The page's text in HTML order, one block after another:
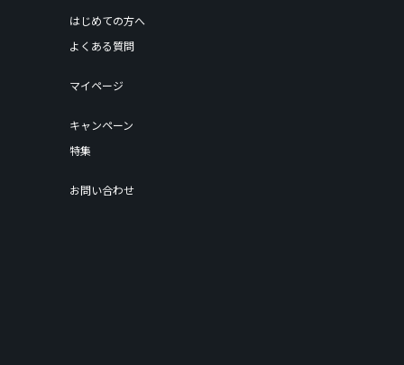
はじめての方へ
よくある質問
マイページ
キャンペーン
特集
お問い合わせ